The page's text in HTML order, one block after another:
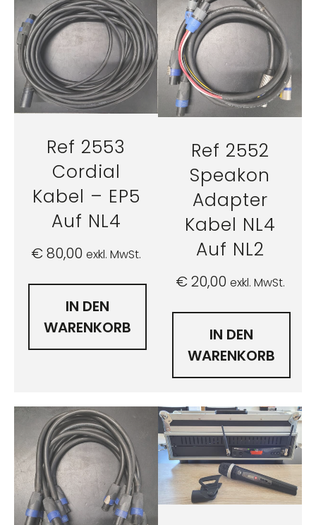
Ref 2553
Cordial
Kabel – EP5
Auf NL4
€80,00 exkl. MwSt.
IN DEN
WARENKORB
Ref 2552
Speakon
Adapter
Kabel NL4
Auf NL2
€20,00 exkl. MwSt.
IN DEN
WARENKORB